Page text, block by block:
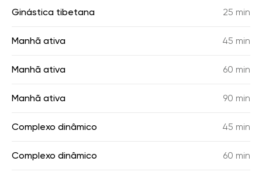
Ginástica tibetana 25 min
Manhã ativa 45 min
Manhã ativa 60 min
Manhã ativa 90 min
Complexo dinâmico 45 min
Complexo dinâmico 60 min